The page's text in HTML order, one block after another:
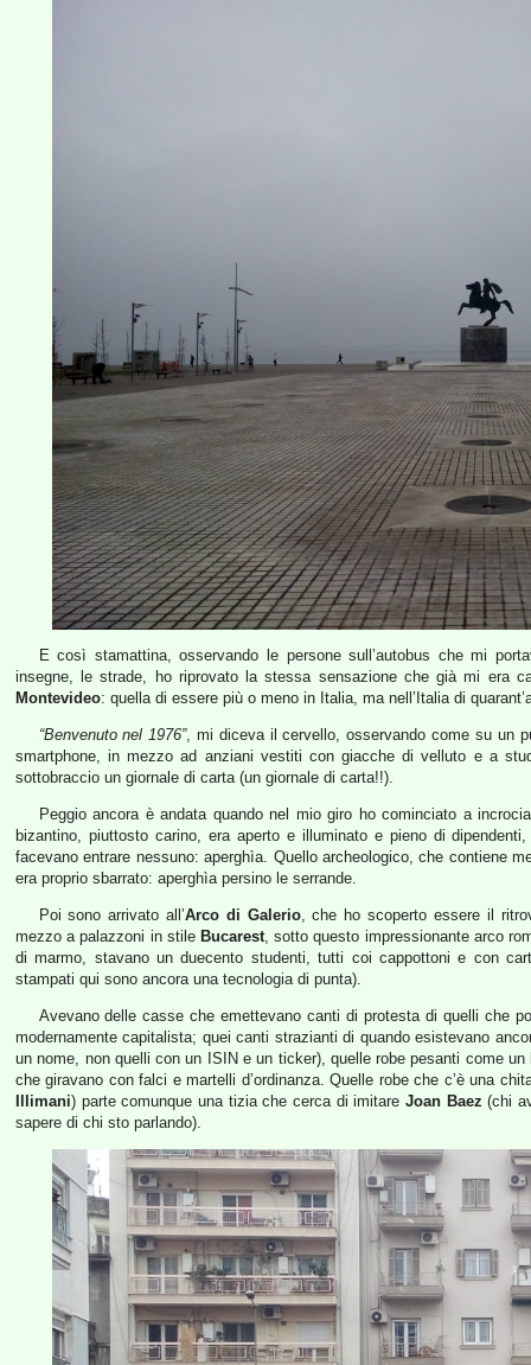
E così stamattina, osservando le persone sull’autobus che mi
insegne, le strade, ho riprovato la stessa sensazione che già mi era
Montevideo: quella di essere più o meno in Italia, ma nell’Italia di
“Benvenuto nel 1976”, mi diceva il cervello, osservando come su un
smartphone, in mezzo ad anziani vestiti con giacche di velluto e a
sottobraccio un giornale di carta (un giornale di carta!!).
Peggio ancora è andata quando nel mio giro ho cominciato a
bizantino, piuttosto carino, era aperto e illuminato e pieno di
facevano entrare nessuno: aperghìa. Quello archeologico, che contiene
era proprio sbarrato: aperghìa persino le serrande.
Poi sono arrivato all’Arco di Galerio, che ho scoperto essere il
mezzo a palazzoni in stile Bucarest, sotto questo impressionante arco
di marmo, stavano un duecento studenti, tutti coi cappottoni e con
stampati qui sono ancora una tecnologia di punta).
Avevano delle casse che emettevano canti di protesta di quelli che
modernamente capitalista; quei canti strazianti di quando esistevano
un nome, non quelli con un ISIN e un ticker), quelle robe pesanti come
che giravano con falci e martelli d’ordinanza. Quelle robe che c’è una
Illimani) parte comunque una tizia che cerca di imitare Joan Baez (chi
sapere di chi sto parlando).